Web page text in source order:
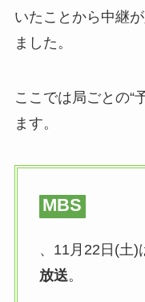
いたことから中継
ました。
ここでは局ごとの“
ます。
MBS
、11月22日(土)
放送。